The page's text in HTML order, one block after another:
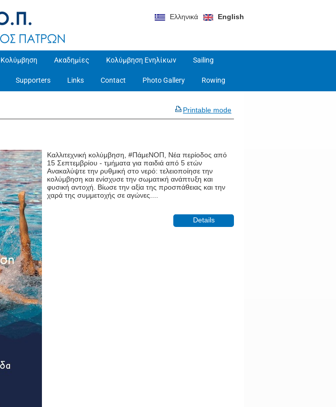
Ελληνικά English
Κολύμβηση Ακαδημίες Κολύμβηση Ενηλίκων Sailing
Supporters Links Contact Photo Gallery Rowing
Printable mode
Καλλιτεχνική κολύμβηση, #ΠάμεΝΟΠ, Νέα περίοδος από
15 Σεπτεμβρίου - τμήματα για παιδιά από 5 ετών
Ανακαλύψτε την ρυθμική στο νερό: τελειοποίησε την
κολύμβηση και ενίσχυσε την σωματική ανάπτυξη και
φυσική αντοχή. Βίωσε την αξία της προσπάθειας και την
χαρά της συμμετοχής σε αγώνες....
Details